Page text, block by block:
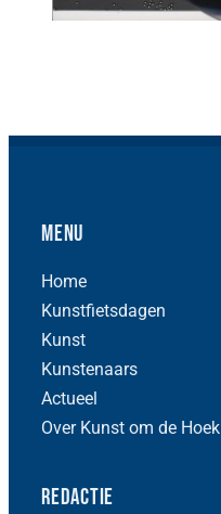
Menu
Home
Kunstfietsdagen
Kunst
Kunstenaars
Actueel
Over Kunst om de Hoek
Redactie